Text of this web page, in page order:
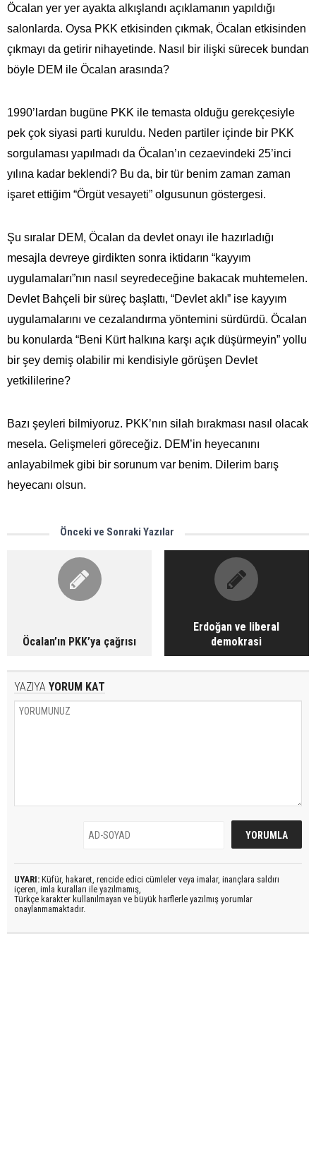
Öcalan yer yer ayakta alkışlandı açıklamanın yapıldığı
salonlarda. Oysa PKK etkisinden çıkmak, Öcalan etkisinden
çıkmayı da getirir nihayetinde. Nasıl bir ilişki sürecek bundan
böyle DEM ile Öcalan arasında?
1990’lardan bugüne PKK ile temasta olduğu gerekçesiyle
pek çok siyasi parti kuruldu. Neden partiler içinde bir PKK
sorgulaması yapılmadı da Öcalan’ın cezaevindeki 25’inci
yılına kadar beklendi? Bu da, bir tür benim zaman zaman
işaret ettiğim “Örgüt vesayeti” olgusunun göstergesi.
Şu sıralar DEM, Öcalan da devlet onayı ile hazırladığı
mesajla devreye girdikten sonra iktidarın “kayyım
uygulamaları”nın nasıl seyredeceğine bakacak muhtemelen.
Devlet Bahçeli bir süreç başlattı, “Devlet aklı” ise kayyım
uygulamalarını ve cezalandırma yöntemini sürdürdü. Öcalan
bu konularda “Beni Kürt halkına karşı açık düşürmeyin” yollu
bir şey demiş olabilir mi kendisiyle görüşen Devlet
yetkililerine?
Bazı şeyleri bilmiyoruz. PKK’nın silah bırakması nasıl olacak
mesela. Gelişmeleri göreceğiz. DEM’in heyecanını
anlayabilmek gibi bir sorunum var benim. Dilerim barış
heyecanı olsun.
Önceki ve Sonraki Yazılar
Öcalan’ın PKK’ya çağrısı
Erdoğan ve liberal
demokrasi
YAZIYA YORUM KAT
UYARI: Küfür, hakaret, rencide edici cümleler veya imalar, inançlara saldırı
içeren, imla kuralları ile yazılmamış,
Türkçe karakter kullanılmayan ve büyük harflerle yazılmış yorumlar
onaylanmamaktadır.